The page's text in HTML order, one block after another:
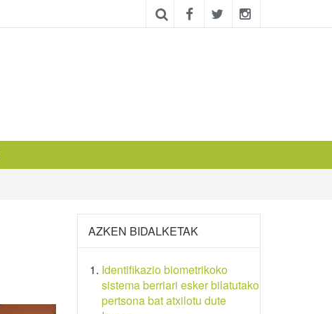
AZKEN BIDALKETAK
Identifikazio biometrikoko
sistema berriari esker bilatutako
pertsona bat atxilotu dute